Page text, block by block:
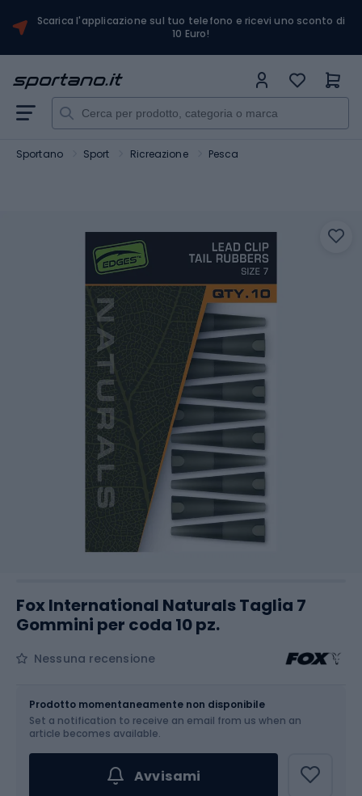
Scarica l'applicazione sul tuo telefono e ricevi uno sconto di
10 Euro!
Sportano Sport Ricreazione Pesca
Fox International Naturals Taglia 7
Gommini per coda 10 pz.
Nessuna recensione
Prodotto momentaneamente non disponibile
Set a notification to receive an email from us when an
article becomes available.
Avvisami